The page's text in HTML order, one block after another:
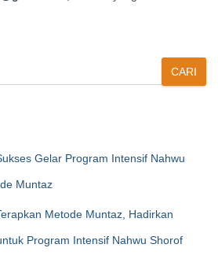
CARI
Gelar Program Intensif Nahwu
Muntaz
Metode Muntaz, Hadirkan
Program Intensif Nahwu Shorof